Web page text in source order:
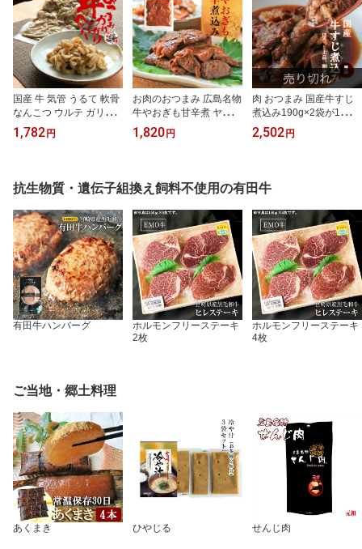
国産 牛 気管 うるて 軟骨
なんこつ ウルテ ガリガ
リペッパー 100g×3 送料
無料 おつまみ 食品 お取
せグルメ 食品 グルメ 惣
菜 非常食 お試し 肉 メー
ル便 レトルト 非常食(保
存食) お試し
1,782 円
お肉のおつまみ 広島名物
牛やおぎも甘辛煮 ヤオギ
モ煮 150g×3 やお肝(牛や
おぎも煮/やおい肝/やわ
も 牛肺 はい 小鉢 肉 昔
煮物 おつまみ 酒 酒のお
とも 送料無料
1,820 円
肉 おつまみ 国産牛すじ
煮込み190g×2袋が1セッ
ト スジ肉 すじ肉 おつま
み お肉 焼き鳥 訳あり 在
グッズ お試し 鶏肉 珍味
送料無料
2,502 円
抗生物質・遺伝子組換え飼料不使用の有田牛
有田牛ハンバーグ
ホルモンフリーステーキ
2枚
ホルモンフリーステーキ
4枚
ご当地・郷土料理
あくまき ひやじる せんじ肉